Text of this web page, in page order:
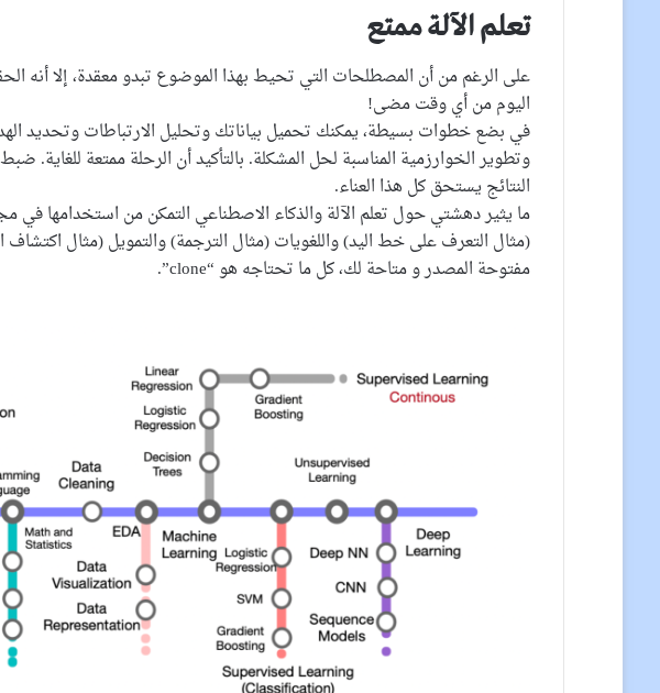
تعلم الآلة ممتع
على الرغم من أن المصطلحات التي تحيط بهذا الموضوع تبدو معقدة، إلا أنه
اليوم من أي وقت مضى!
في بضع خطوات بسيطة، يمكنك تحميل بياناتك وتحليل الارتباطات وتحديد
وتطوير الخوارزمية المناسبة لحل المشكلة. بالتأكيد أن الرحلة ممتعة للغاية.
النتائج يستحق كل هذا العناء.
ما يثير دهشتي حول تعلم الآلة والذكاء الاصطناعي التمكن من استخدامها في
(مثال التعرف على خط اليد) واللغويات (مثال الترجمة) والتمويل (مثال
مفتوحة المصدر و متاحة لك، كل ما تحتاجه هو “clone”.